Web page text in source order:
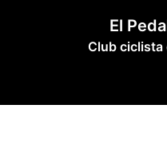
El
Club ciclista